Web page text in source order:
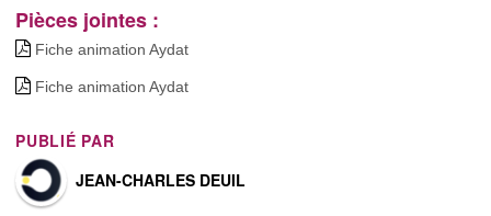
Pièces jointes :
Fiche animation Aydat
Fiche animation Aydat
PUBLIÉ PAR
JEAN-CHARLES DEUIL